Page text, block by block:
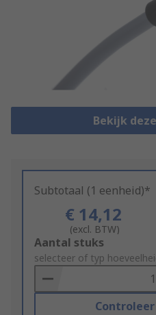
Bekijk
Subtotaal (1 eenheid)*
€ 14,12
(excl. BTW)
Add
to
Basket
Aantal stuks
selecteer of typ